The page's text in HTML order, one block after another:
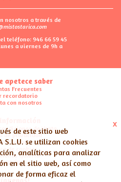
x
de este sitio web
S.L.U. se utilizan cookies
analíticas para analizar
en el sitio web, así como
de forma eficaz el
nosotros a través de
teléfono: 946 66 59 45
a viernes de 9h a
apetece saber
Frecuentes
recordatorio
con nosotros
de Venta
de privacidad
legal
de cookies
Galería
Ético